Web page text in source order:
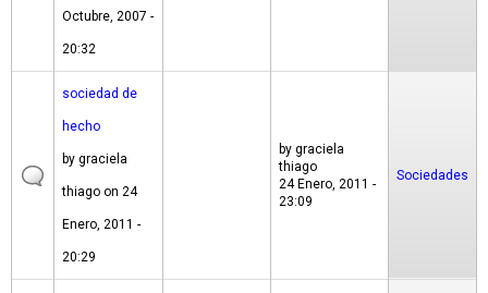
Octubre, 2007 -
20:32
sociedad de
hecho
by graciela
thiago on 24
Enero, 2011 -
20:29
by graciela
thiago
24 Enero, 2011 -
23:09
Sociedades